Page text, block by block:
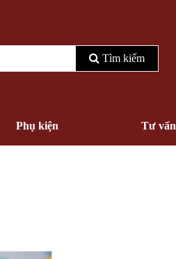
Tìm kiếm
Phụ kiện Tư vấn